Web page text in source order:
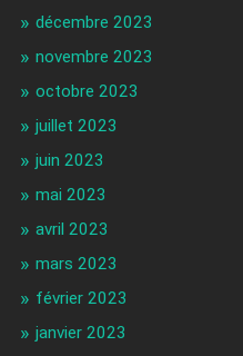
décembre 2023
novembre 2023
octobre 2023
juillet 2023
juin 2023
mai 2023
avril 2023
mars 2023
février 2023
janvier 2023